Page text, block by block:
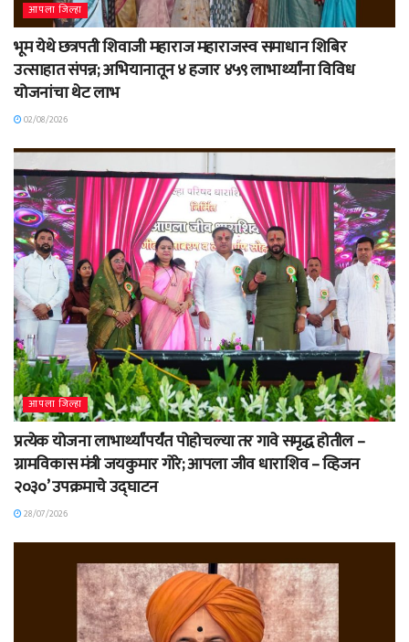
आपला जिल्हा
भूम येथे छत्रपती शिवाजी महाराज महाराजस्व समाधान शिबिर
उत्साहात संपन्न; अभियानातून ४ हजार ४५९ लाभार्थ्यांना विविध
योजनांचा थेट लाभ
02/08/2026
आपला जिल्हा
प्रत्येक योजना लाभार्थ्यांपर्यंत पोहोचल्या तर गावे समृद्ध होतील –
ग्रामविकास मंत्री जयकुमार गोरे; आपला जीव धाराशिव – व्हिजन
२०३०’ उपक्रमाचे उद्घाटन
28/07/2026